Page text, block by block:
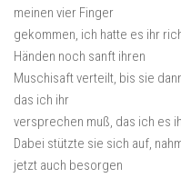
meinen vier Finger
gekommen, ich hatte es ihr
Händen noch sanft ihren
Muschisaft verteilt, bis sie
das ich ihr
versprechen muß, das ich es
Dabei stützte sie sich auf,
jetzt auch besorgen